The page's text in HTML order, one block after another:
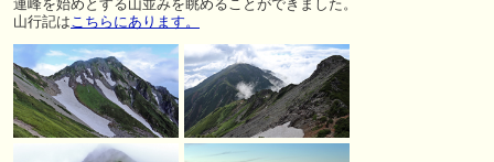
連峰を始めとする山並みを眺めることができました。
山行記はこちらにあります。